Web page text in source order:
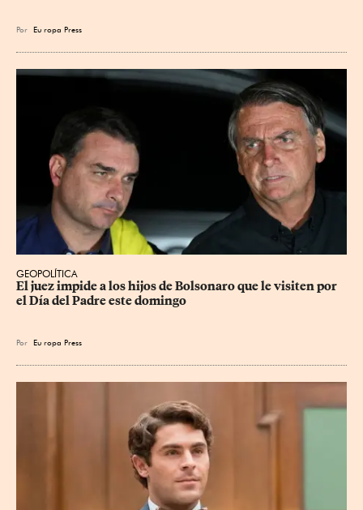
Por Eu ropa Press
GEOPOLÍTICA
El juez impide a los hijos de Bolsonaro que le visiten por
el Día del Padre este domingo
Por Eu ropa Press